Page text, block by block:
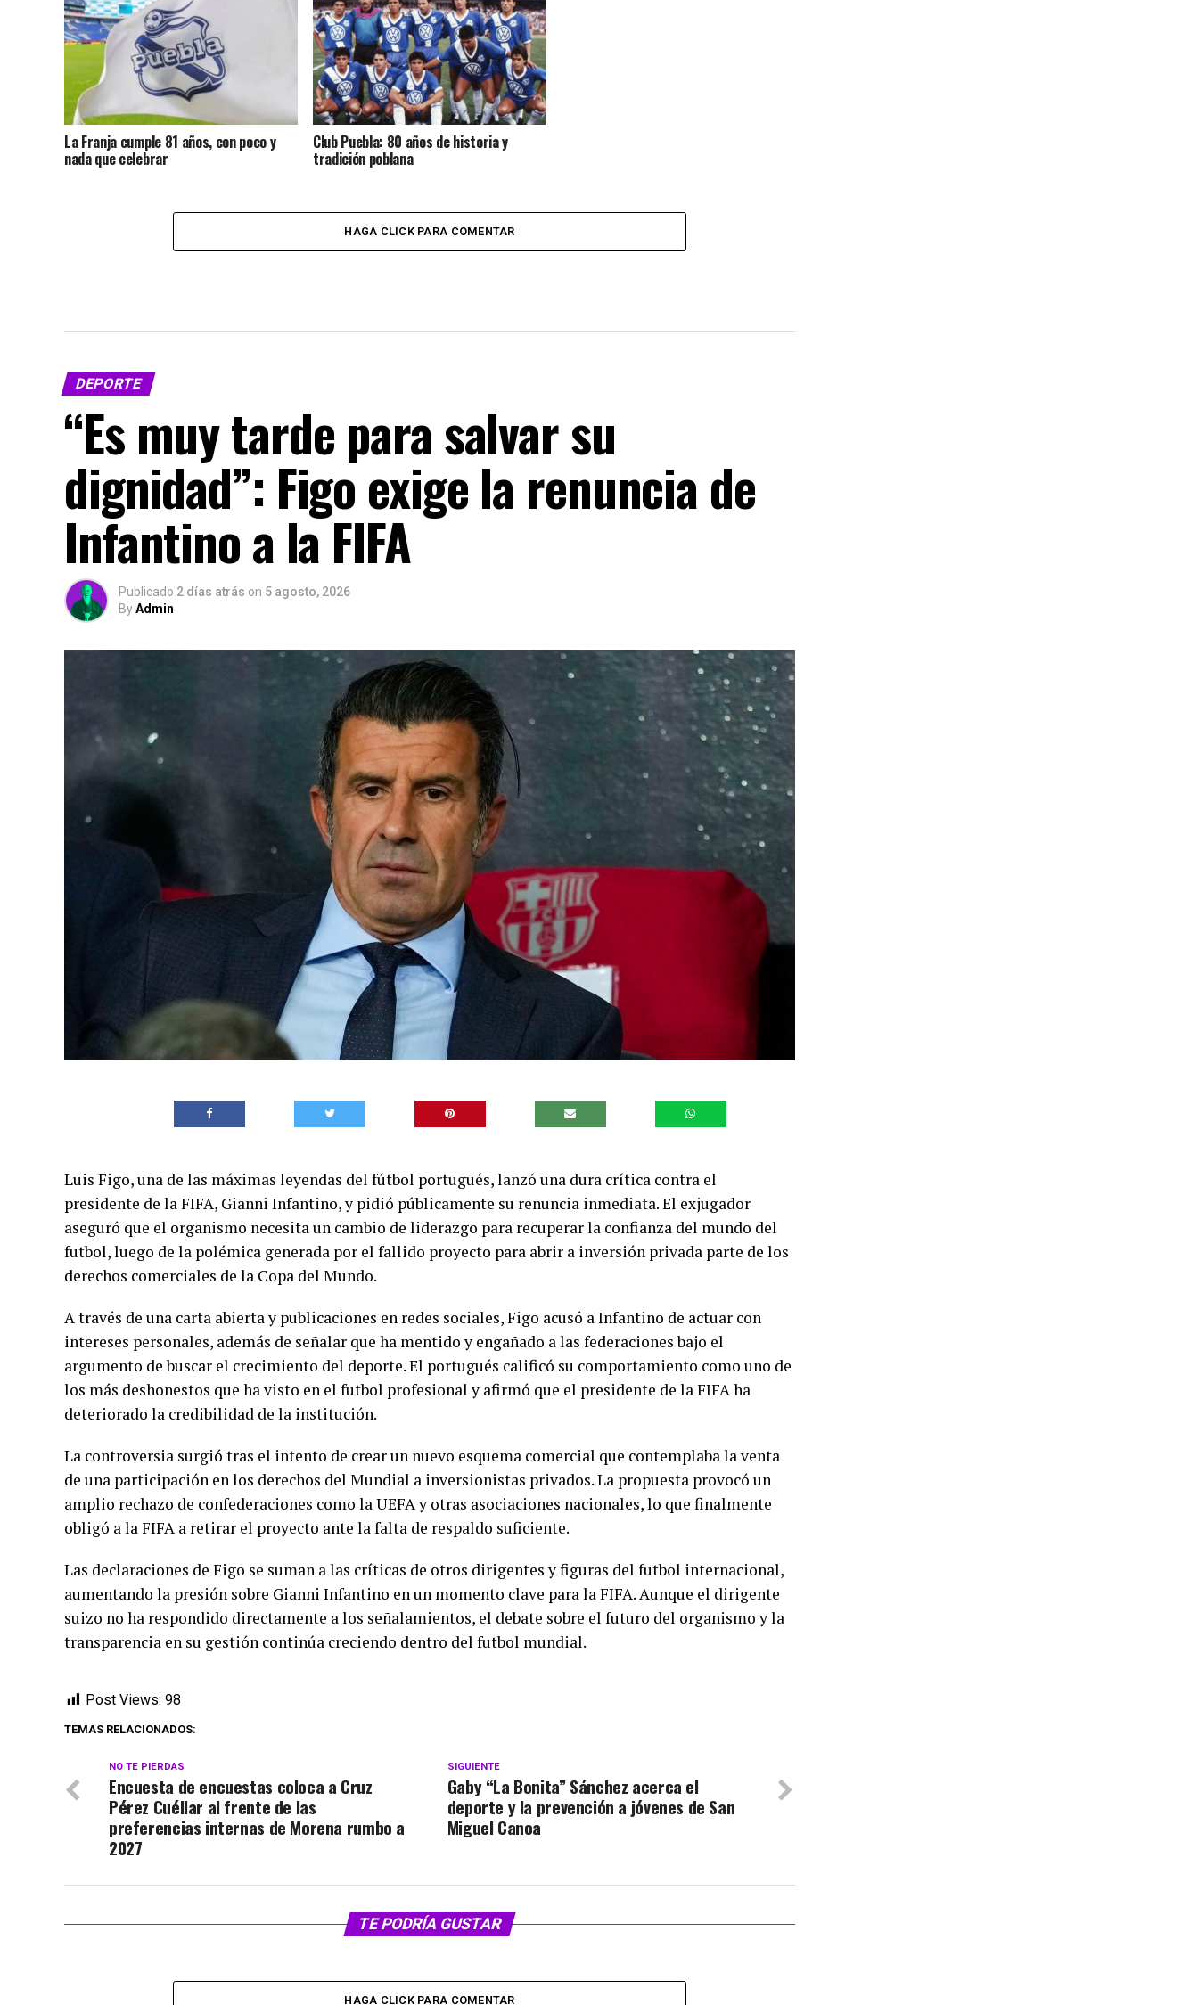
La Franja cumple 81 años, con poco y
nada que celebrar
Club Puebla: 80 años de historia y
tradición poblana
HAGA CLICK PARA COMENTAR
DEPORTE
“Es muy tarde para salvar su
dignidad”: Figo exige la renuncia de
Infantino a la FIFA
Publicado 2 días atrás on 5 agosto, 2026
ByAdmin
Luis Figo, una de las máximas leyendas del fútbol portugués, lanzó una dura crítica contra el
presidente de la FIFA, Gianni Infantino, y pidió públicamente su renuncia inmediata. El exjugador
aseguró que el organismo necesita un cambio de liderazgo para recuperar la confianza del mundo del
futbol, luego de la polémica generada por el fallido proyecto para abrir a inversión privada parte de los
derechos comerciales de la Copa del Mundo.
A través de una carta abierta y publicaciones en redes sociales, Figo acusó a Infantino de actuar con
intereses personales, además de señalar que ha mentido y engañado a las federaciones bajo el
argumento de buscar el crecimiento del deporte. El portugués calificó su comportamiento como uno de
los más deshonestos que ha visto en el futbol profesional y afirmó que el presidente de la FIFA ha
deteriorado la credibilidad de la institución.
La controversia surgió tras el intento de crear un nuevo esquema comercial que contemplaba la venta
de una participación en los derechos del Mundial a inversionistas privados. La propuesta provocó un
amplio rechazo de confederaciones como la UEFA y otras asociaciones nacionales, lo que finalmente
obligó a la FIFA a retirar el proyecto ante la falta de respaldo suficiente.
Las declaraciones de Figo se suman a las críticas de otros dirigentes y figuras del futbol internacional,
aumentando la presión sobre Gianni Infantino en un momento clave para la FIFA. Aunque el dirigente
suizo no ha respondido directamente a los señalamientos, el debate sobre el futuro del organismo y la
transparencia en su gestión continúa creciendo dentro del futbol mundial.
Post Views: 98
TEMAS RELACIONADOS:
SIGUIENTE
Gaby “La Bonita” Sánchez acerca el
deporte y la prevención a jóvenes de San
Miguel Canoa
NO TE PIERDAS
Encuesta de encuestas coloca a Cruz
Pérez Cuéllar al frente de las
preferencias internas de Morena rumbo a
2027
TE PODRÍA GUSTAR
HAGA CLICK PARA COMENTAR